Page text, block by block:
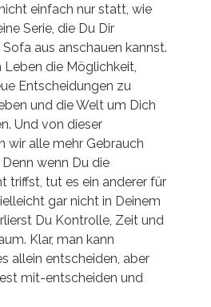
einfach nur statt, wie
Serie, die Du Dir
aus anschauen kannst.
Leben die Möglichkeit,
Entscheidungen zu
und die Welt um Dich
Und von dieser
wir alle mehr Gebrauch
wenn Du die
triffst, tut es ein anderer für
gar nicht in Deinem
Du Kontrolle, Zeit und
Klar, man kann
allein entscheiden, aber
mit-entscheiden und